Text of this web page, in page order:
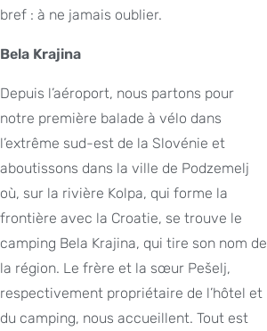
bref : à ne jamais oublier.
Bela Krajina
Depuis l’aéroport, nous partons pour
notre première balade à vélo dans
l’extrême sud-est de la Slovénie et
aboutissons dans la ville de Podzemelj
où, sur la rivière Kolpa, qui forme la
frontière avec la Croatie, se trouve le
camping Bela Krajina, qui tire son nom de
la région. Le frère et la sœur Pešelj,
respectivement propriétaire de l’hôtel et
du camping, nous accueillent. Tout est